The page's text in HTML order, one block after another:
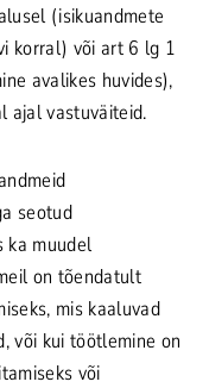
(isikuandmete
korral) või art 6 lg 1
avalikes huvides),
ajal vastuväiteid.
seotud
ka muudel
on tõendatult
mis kaaluvad
või kui töötlemine on
või